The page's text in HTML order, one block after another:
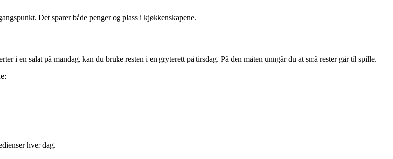
Det sparer både penger og plass i kjøkkenskapene.
i en salat på mandag, kan du bruke resten i en gryterett på tirsdag. På den måten unngår du at små rester går til spille.
hver dag.